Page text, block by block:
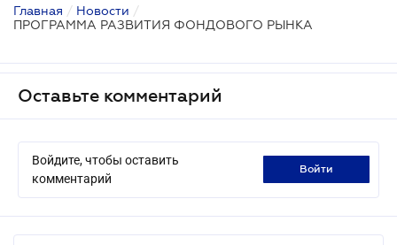
Главная / Новости /
ПРОГРАММА РАЗВИТИЯ ФОНДОВОГО РЫНКА
Оставьте комментарий
Войдите, чтобы оставить
комментарий
войти